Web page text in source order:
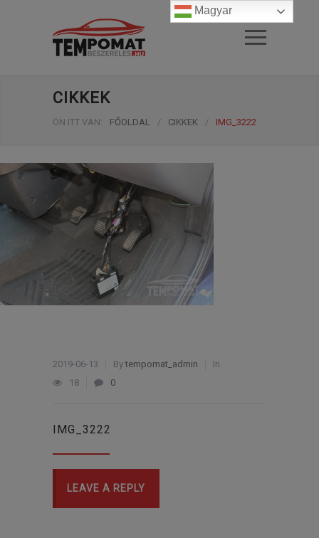
CIKKEK
ÖN ITT VAN: FŐOLDAL / CIKKEK / IMG_3222
2019-06-13 Bytempomat_admin
In
18
0
IMG_3222
LEAVE A REPLY
Magyar